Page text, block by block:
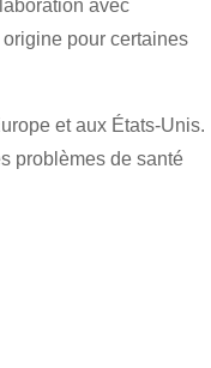
avec
pour certaines
et aux États-Unis.
problèmes de santé